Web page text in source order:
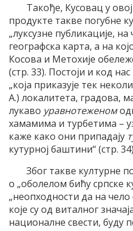
Такође, Кусовац у
продукте такве погубне
„луксузне публикације,
географска карта, а на
Косова и Метохије
(стр. 33). Постоји и код
„која приказује тек
А.) локалитета, градова,
лукаво уравнотеженом
хамамима и турбетима –
каже како они припадају
кутурној баштини“ (стр.
Због такве културне
о „оболелом бићу српске
„неопходности да на чело
које су од виталног
националне свести, буду